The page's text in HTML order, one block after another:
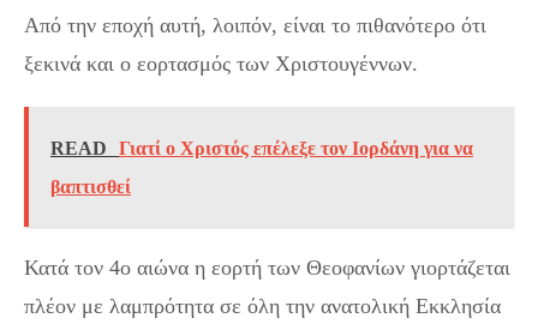
Από την εποχή αυτή, λοιπόν, είναι το πιθανότερο ότι
ξεκινά και ο εορτασμός των Χριστουγέννων.
READ
Γιατί ο Χριστός επέλεξε τον Ιορδάνη για να
βαπτισθεί
Κατά τον 4ο αιώνα η εορτή των Θεοφανίων γιορτάζεται
πλέον με λαμπρότητα σε όλη την ανατολική Εκκλησία